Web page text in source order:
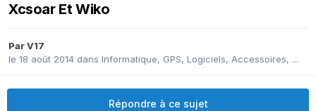
Xcsoar Et Wiko
ParV17
le 18 août 2014 dans Informatique, GPS, Logiciels, Accessoires, ...
Répondre à ce sujet